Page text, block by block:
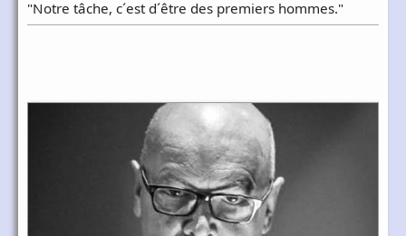
"Notre tâche, c´est d´être des premiers hommes."